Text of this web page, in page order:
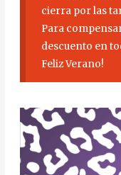
cierra por las
Para
descuento en
Feliz Verano!